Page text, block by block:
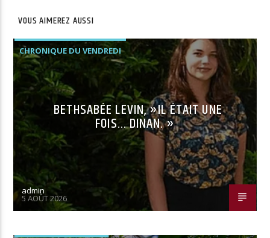
VOUS AIMEREZ AUSSI
CHRONIQUE DU VENDREDI
BETHSABÉE LEVIN, »IL ÉTAIT UNE
FOIS… DINAN. »
admin
5 AOÛT 2026